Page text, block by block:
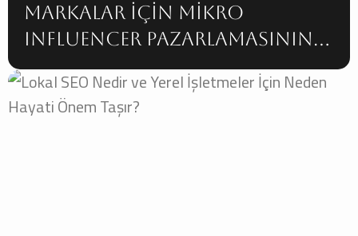
Markalar İçin Mikro
Influencer Pazarlamasının
Gücü